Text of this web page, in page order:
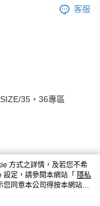
客服
SIZE/35，36專區
方式之詳情，及若您不希
定，請參閱本網站「 隱私
您同意本公司得按本網站使